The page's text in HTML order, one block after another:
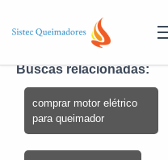
HOME PRODUTOS MOTOR
Buscas relacionadas:
comprar motor elétrico
para queimador